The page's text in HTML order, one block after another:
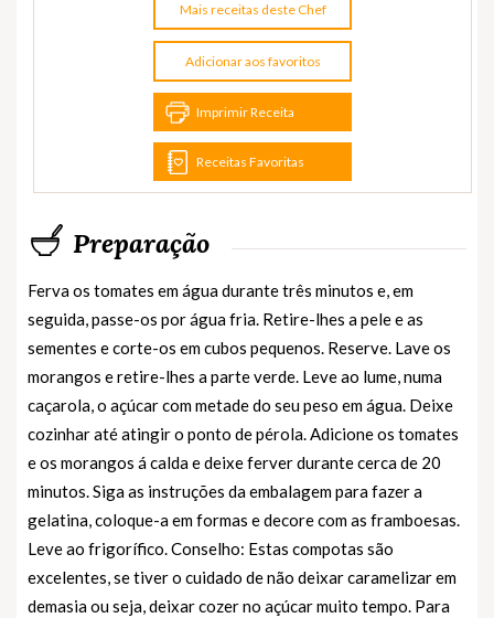
Mais receitas deste Chef
Adicionar aos favoritos
Imprimir Receita
Receitas Favoritas
Preparação
Ferva os tomates em água durante três minutos e, em
seguida, passe-os por água fria. Retire-lhes a pele e as
sementes e corte-os em cubos pequenos. Reserve. Lave os
morangos e retire-lhes a parte verde. Leve ao lume, numa
caçarola, o açúcar com metade do seu peso em água. Deixe
cozinhar até atingir o ponto de pérola. Adicione os tomates
e os morangos á calda e deixe ferver durante cerca de 20
minutos. Siga as instruções da embalagem para fazer a
gelatina, coloque-a em formas e decore com as framboesas.
Leve ao frigorífico. Conselho: Estas compotas são
excelentes, se tiver o cuidado de não deixar caramelizar em
demasia ou seja, deixar cozer no açúcar muito tempo. Para